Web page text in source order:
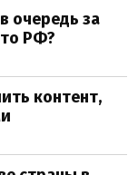
очередь за
РФ?
контент,